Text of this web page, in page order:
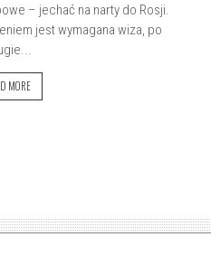
– jechać na narty do Rosji.
jest wymagana wiza, po
MORE